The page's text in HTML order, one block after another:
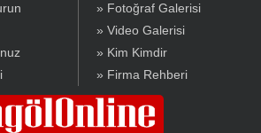
» Fotoğraf Galerisi
» Video Galerisi
» Kim Kimdir
» Firma Rehberi